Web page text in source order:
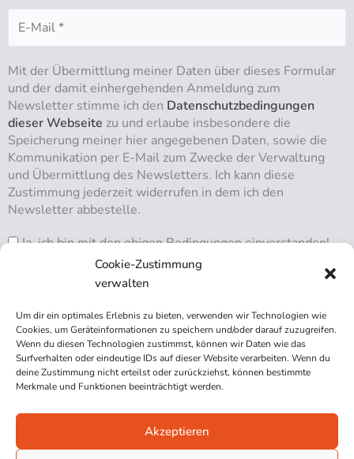
Cookie-Zustimmung
verwalten
Um dir ein optimales Erlebnis zu bieten, verwenden wir Technologien wie
Cookies, um Geräteinformationen zu speichern und/oder darauf zuzugreifen.
Wenn du diesen Technologien zustimmst, können wir Daten wie das
Surfverhalten oder eindeutige IDs auf dieser Website verarbeiten. Wenn du
deine Zustimmung nicht erteilst oder zurückziehst, können bestimmte
Merkmale und Funktionen beeinträchtigt werden.
Akzeptieren
Mit der Übermittlung meiner Daten über dieses Formular
und der damit einhergehenden Anmeldung zum
Newsletter stimme ich den Datenschutzbedingungen
dieser Webseite zu und erlaube insbesondere die
Speicherung meiner hier angegebenen Daten, sowie die
Kommunikation per E-Mail zum Zwecke der Verwaltung
und Übermittlung des Newsletters. Ich kann diese
Zustimmung jederzeit widerrufen in dem ich den
Newsletter abbestelle.
Ja, ich bin mit den obigen Bedingungen einverstanden!
RSS ABONNIEREN